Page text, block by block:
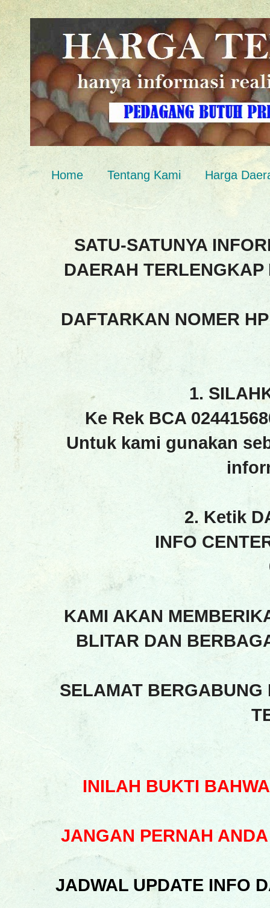
Home Tentang Kami Harga
SATU-SATUNYA
DAERAH TERLENGKAP
DAFTARKAN NOMER
1.
Ke Rek BCA
Untuk kami gunakan
2. Ketik
INFO
KAMI AKAN
BLITAR DAN
SELAMAT
INILAH BUKTI
JANGAN PERNAH
JADWAL UPDATE INFO